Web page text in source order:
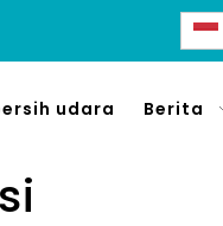
udara Berita